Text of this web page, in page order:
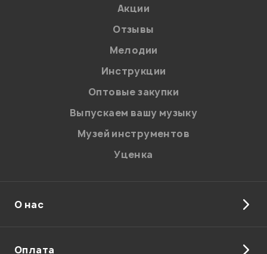
Акции
Отзывы
Мелодии
Инструкции
Оптовые закупки
Выпускаем вашу музыку
Музей инструментов
Уценка
О нас
Оплата